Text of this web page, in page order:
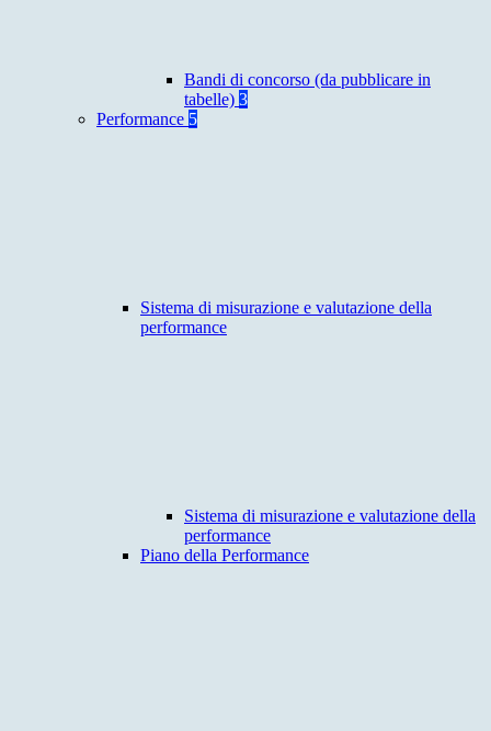
Bandi di concorso (da pubblicare in
tabelle) 3
Performance 5
Sistema di misurazione e valutazione della
performance
Sistema di misurazione e valutazione della
performance
Piano della Performance